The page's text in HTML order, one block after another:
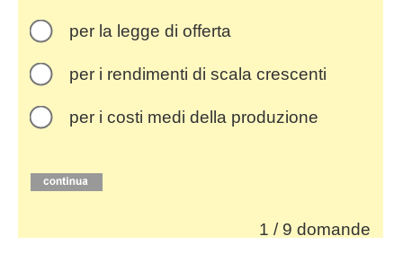
per la legge di offerta
per i rendimenti di scala crescenti
per i costi medi della produzione
1 / 9 domande